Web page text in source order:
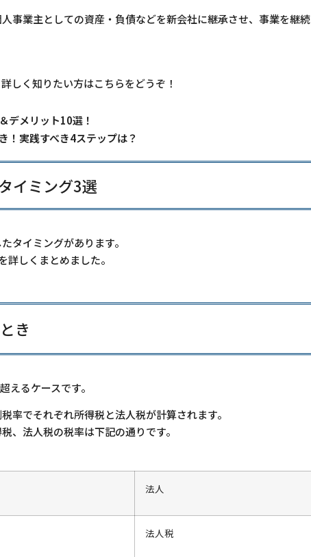
事業主としての資産・負債などを新会社に継承させ、事業を継続
しく知りたい方はこちらをどうぞ！
デメリット10選！
！実践すべき4ステップは？
イミング3選
タイミングがあります。
しくまとめました。
き
えるケースです。
率でそれぞれ所得税と法人税が計算されます。
、法人税の税率は下記の通りです。
法人
法人税